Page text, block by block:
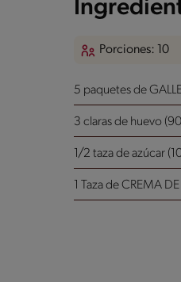
Porciones: 10
5 paquetes de
3 claras de huevo
1/2 taza de azúcar
1 Taza de CREMA